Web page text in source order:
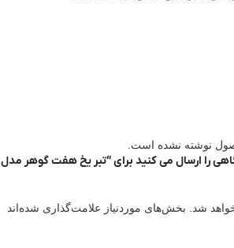
نوشته نشده است.
را ارسال می کنید برای “تبر یخ هفت گوهر مدل
شد. بخش‌های موردنیاز علامت‌گذاری شده‌اند